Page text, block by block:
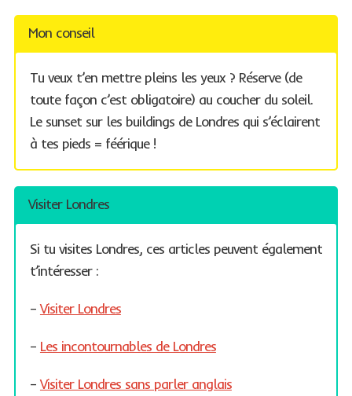
Mon conseil
Tu veux t’en mettre pleins les yeux ? Réserve (de
toute façon c’est obligatoire) au coucher du soleil.
Le sunset sur les buildings de Londres qui s’éclairent
à tes pieds = féérique !
Visiter Londres
Si tu visites Londres, ces articles peuvent également
t’intéresser :
–Visiter Londres
– Les incontournables de Londres
–Visiter Londres sans parler anglais